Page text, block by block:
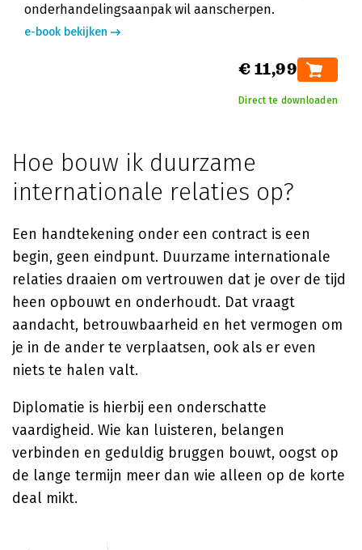
onderhandelingsaanpak wil aanscherpen.
e-book bekijken
€ 11,99
Direct te downloaden
Hoe bouw ik duurzame
internationale relaties op?
Een handtekening onder een contract is een
begin, geen eindpunt. Duurzame internationale
relaties draaien om vertrouwen dat je over de tijd
heen opbouwt en onderhoudt. Dat vraagt
aandacht, betrouwbaarheid en het vermogen om
je in de ander te verplaatsen, ook als er even
niets te halen valt.
Diplomatie is hierbij een onderschatte
vaardigheid. Wie kan luisteren, belangen
verbinden en geduldig bruggen bouwt, oogst op
de lange termijn meer dan wie alleen op de korte
deal mikt.